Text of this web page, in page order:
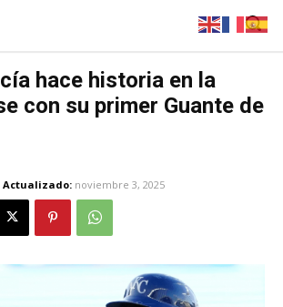
hace historia en la
con su primer Guante de
Actualizado: noviembre 3, 2025